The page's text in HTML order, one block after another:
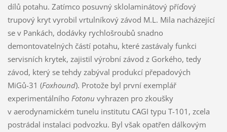
dílů potahu. Zatímco posuvný sklolaminátový příďový
trupový kryt vyrobil vrtulníkový závod M.L. Mila nacházející
se v Pankách, dodávky rychlošroubů snadno
demontovatelných částí potahu, které zastávaly funkci
servisních krytek, zajistil výrobní závod z Gorkého, tedy
závod, který se tehdy zabýval produkcí přepadových
MiGů-31 (Foxhound). Protože byl první exemplář
experimentálního Fotonu vyhrazen pro zkoušky
v aerodynamickém tunelu institutu CAGI typu T-101, zcela
postrádal instalaci podvozku. Byl však opatřen dálkovým